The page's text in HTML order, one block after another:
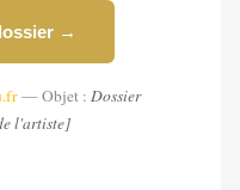
→
— Objet : Dossier
l'artiste]